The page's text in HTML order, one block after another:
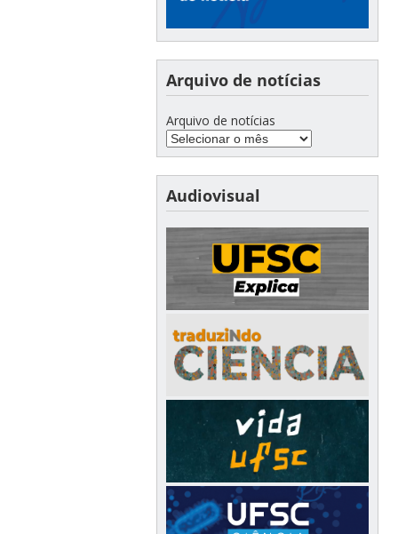
Arquivo de notícias
Arquivo de notícias
Audiovisual